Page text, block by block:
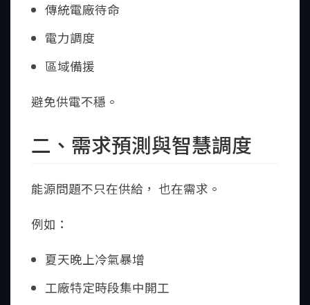
傳統電廠待命
電力調度
區域備援
避免供電不穩。
二、需求預測與智慧調度
能源問題不只在供給， 也在需求。
例如：
夏天晚上冷氣暴增
工廠特定時段集中開工